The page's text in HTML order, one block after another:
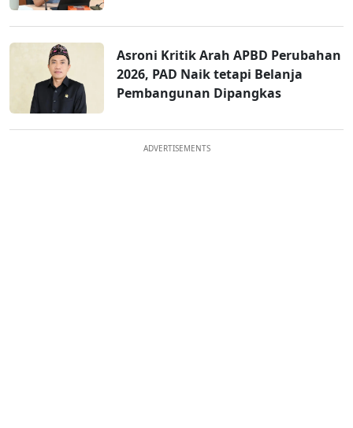
Asroni Kritik Arah APBD Perubahan
2026, PAD Naik tetapi Belanja
Pembangunan Dipangkas
ADVERTISEMENTS